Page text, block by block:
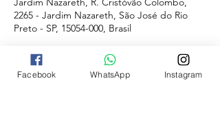
2265 - Jardim Nazareth, São José do Rio
Preto - SP, 15054-000, Brasil
Facebook WhatsApp Instagram